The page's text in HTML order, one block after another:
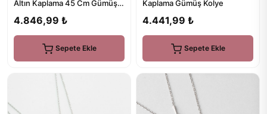
Altın Kaplama 45 Cm Gümüş
4.846,99 ₺
Sepete Ekle
Kaplama Gümüş Kolye
4.441,99 ₺
Sepete Ekle